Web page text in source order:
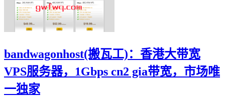
bandwagonhost(搬瓦工)：香港大带宽
VPS服务器，1Gbps cn2 gia带宽，市场唯
一独家